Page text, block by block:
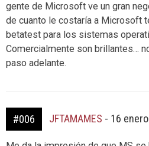
gente de Microsoft ve un gran
de cuanto le costaría a Microsoft
betatest para los sistemas
Comercialmente son brillantes…
paso adelante.
#006 JFTAMAMES - 16